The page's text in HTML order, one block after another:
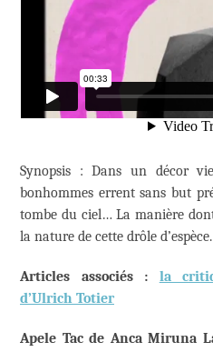
Synopsis : Dans un décor
bonhommes errent sans but
tombe du ciel… La manière
la nature de cette drôle d’espèce.
Articles associés : la
d’Ulrich Totier
Apele Tac de Anca Miruna